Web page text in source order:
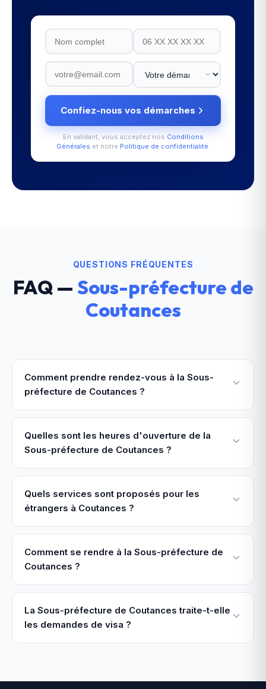
Confiez-nous vos démarches
En validant, vous acceptez nos Conditions
Générales et notre Politique de confidentialité.
QUESTIONS FRÉQUENTES
FAQ — Sous-préfecture de
Coutances
Comment prendre rendez-vous à la Sous-
préfecture de Coutances ?
Quelles sont les heures d'ouverture de la
Sous-préfecture de Coutances ?
Quels services sont proposés pour les
étrangers à Coutances ?
Comment se rendre à la Sous-préfecture de
Coutances ?
La Sous-préfecture de Coutances traite-t-elle
les demandes de visa ?